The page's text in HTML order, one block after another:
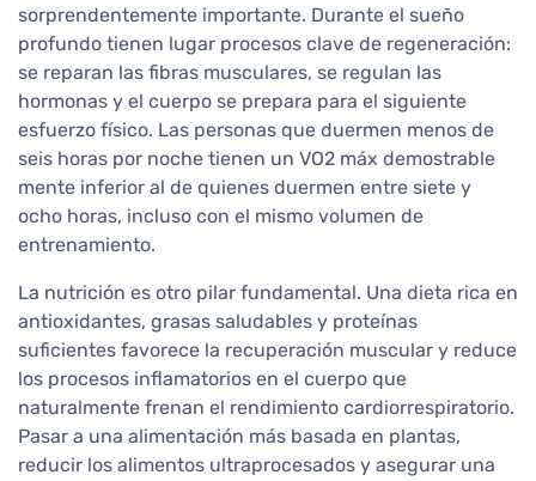
sorprendentemente importante. Durante el sueño
profundo tienen lugar procesos clave de regeneración:
se reparan las fibras musculares, se regulan las
hormonas y el cuerpo se prepara para el siguiente
esfuerzo físico. Las personas que duermen menos de
seis horas por noche tienen un VO2 máx demostrable
mente inferior al de quienes duermen entre siete y
ocho horas, incluso con el mismo volumen de
entrenamiento.
La nutrición es otro pilar fundamental. Una dieta rica en
antioxidantes, grasas saludables y proteínas
suficientes favorece la recuperación muscular y reduce
los procesos inflamatorios en el cuerpo que
naturalmente frenan el rendimiento cardiorrespiratorio.
Pasar a una alimentación más basada en plantas,
reducir los alimentos ultraprocesados y asegurar una